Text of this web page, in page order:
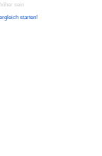
sein
starten!